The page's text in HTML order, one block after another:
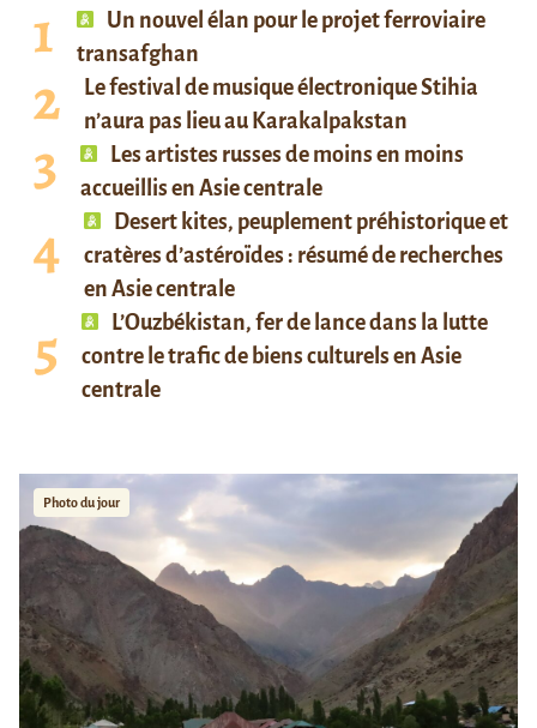
Un nouvel élan pour le projet ferroviaire
transafghan
Le festival de musique électronique Stihia
n’aura pas lieu au Karakalpakstan
Les artistes russes de moins en moins
accueillis en Asie centrale
Desert kites, peuplement préhistorique et
cratères d’astéroïdes : résumé de recherches
en Asie centrale
L’Ouzbékistan, fer de lance dans la lutte
contre le trafic de biens culturels en Asie
centrale
Photo du jour